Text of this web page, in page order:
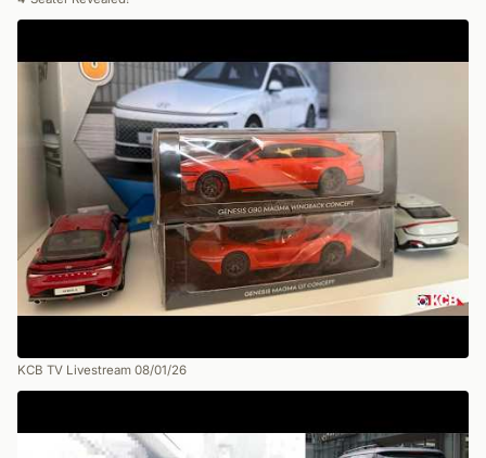
KCB TV Livestream 08/01/26